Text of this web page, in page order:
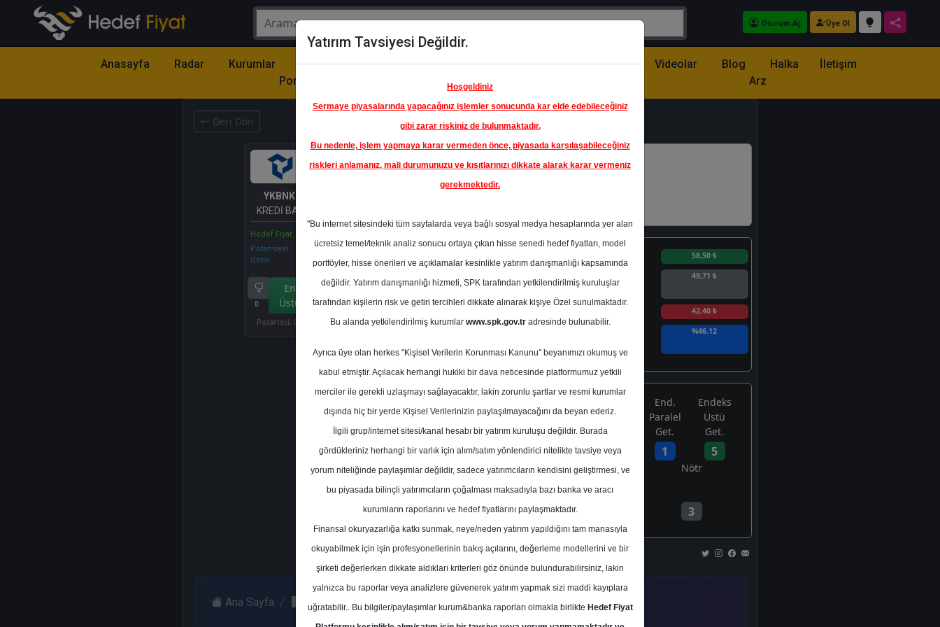
Oturum Aç Üye Ol
Anasayfa Radar Kurumlar
Model
Portföy
Hisse
Öne
Çıkanlar
Raporlar Partnerlerimiz Videolar Blog
Halka
Arz
İletişim
Geri Dön
YKBNK- YAPI VE
KREDİ BANKASI A.Ş.
Hedef Fiyat
Potansiyel
Getiri
%48.44
0
Endeks
Üstü Get.
0
Pazartesi, 02 Şubat 2026
En Yüksek Tahmin 58,50 ₺
Ortalama Fiyat
Tahmini
49,71 ₺
42,40 ₺
Potansiyeli
%46.12
Kurum Sayısı
20
8 2
End.
Paralel
Get.
1
Endeks
Üstü
Get.
5
Tavsiye Yok Nötr
3
Pazartesi, 02 Şubat 2026
Ana Sayfa Yatırım Finansman YKBNK Hedef Fiyat
Yatırım Tavsiyesi Değildir.
Hoşgeldiniz
Sermaye piyasalarında yapacağınız işlemler sonucunda kar elde edebileceğiniz
gibi zarar riskiniz de bulunmaktadır.
Bu nedenle, işlem yapmaya karar vermeden önce, piyasada karşılaşabileceğiniz
riskleri anlamanız, mali durumunuzu ve kısıtlarınızı dikkate alarak karar vermeniz
gerekmektedir.
"Bu internet sitesindeki tüm sayfalarda veya bağlı sosyal medya hesaplarında yer alan
ücretsiz temel/teknik analiz sonucu ortaya çıkan hisse senedi hedef fiyatları, model
portföyler, hisse önerileri ve açıklamalar kesinlikle yatırım danışmanlığı kapsamında
değildir. Yatırım danışmanlığı hizmeti, SPK tarafından yetkilendirilmiş kuruluşlar
tarafından kişilerin risk ve getiri tercihleri dikkate alınarak kişiye Özel sunulmaktadır.
Bu alanda yetkilendirilmiş kurumlar www.spk.gov.tradresinde bulunabilir.
Ayrıca üye olan herkes "Kişisel Verilerin Korunması Kanunu" beyanımızı okumuş ve
kabul etmiştir. Açılacak herhangi hukiki bir dava neticesinde platformumuz yetkili
merciler ile gerekli uzlaşmayı sağlayacaktır, lakin zorunlu şartlar ve resmi kurumlar
dışında hiç bir yerde Kişisel Verilerinizin paylaşılmayacağını da beyan ederiz.
İlgili grup/internet sitesi/kanal hesabı bir yatırım kuruluşu değildir. Burada
gördükleriniz herhangi bir varlık için alım/satım yönlendirici nitelikte tavsiye veya
yorum niteliğinde paylaşımlar değildir, sadece yatırımcıların kendisini geliştirmesi, ve
bu piyasada bilinçli yatırımcıların çoğalması maksadıyla bazı banka ve aracı
kurumların raporlarını ve hedef fiyatlarını paylaşmaktadır.
Finansal okuryazarlığa katkı sunmak, neye/neden yatırım yapıldığını tam manasıyla
okuyabilmek için işin profesyonellerinin bakış açılarını, değerleme modellerini ve bir
şirketi değerlerken dikkate aldıkları kriterleri göz önünde bulundurabilirsiniz, lakin
yalnızca bu raporlar veya analizlere güvenerek yatırım yapmak sizi maddi kayıplara
uğratabilir.. Bu bilgiler/paylaşımlar kurum&banka raporları olmakla birlikte Hedef Fiyat